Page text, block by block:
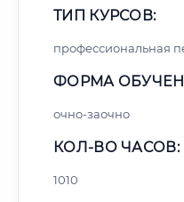
ТИП КУРСОВ:
профессиональная
ФОРМА
очно-заочно
КОЛ-ВО ЧАСОВ:
1010